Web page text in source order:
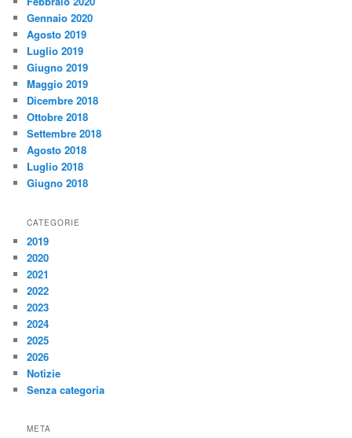
Gennaio 2020
Agosto 2019
Luglio 2019
Giugno 2019
Maggio 2019
Dicembre 2018
Ottobre 2018
Settembre 2018
Agosto 2018
Luglio 2018
Giugno 2018
CATEGORIE
2019
2020
2021
2022
2023
2024
2025
2026
Notizie
Senza categoria
META